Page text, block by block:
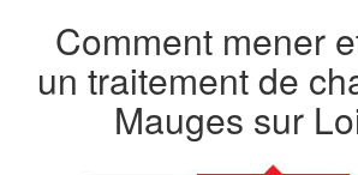
Comment mener
un traitement de
Mauges sur